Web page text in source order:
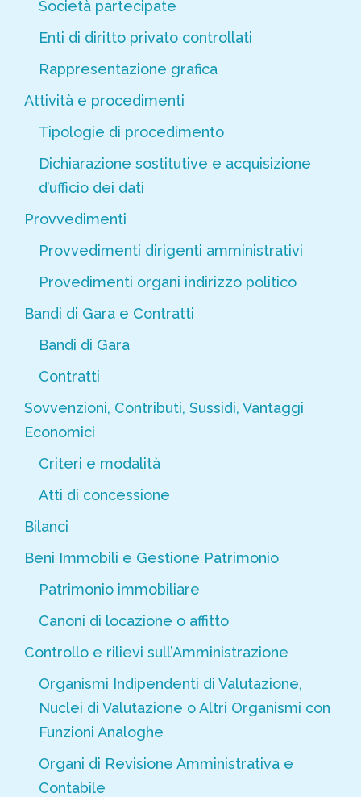
Società partecipate
Enti di diritto privato controllati
Rappresentazione grafica
Attività e procedimenti
Tipologie di procedimento
Dichiarazione sostitutive e acquisizione
d’ufficio dei dati
Provvedimenti
Provvedimenti dirigenti amministrativi
Provedimenti organi indirizzo politico
Bandi di Gara e Contratti
Bandi di Gara
Contratti
Sovvenzioni, Contributi, Sussidi, Vantaggi
Economici
Criteri e modalità
Atti di concessione
Bilanci
Beni Immobili e Gestione Patrimonio
Patrimonio immobiliare
Canoni di locazione o affitto
Controllo e rilievi sull’Amministrazione
Organismi Indipendenti di Valutazione,
Nuclei di Valutazione o Altri Organismi con
Funzioni Analoghe
Organi di Revisione Amministrativa e
Contabile